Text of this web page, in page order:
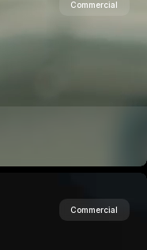
Commercial
Commercial